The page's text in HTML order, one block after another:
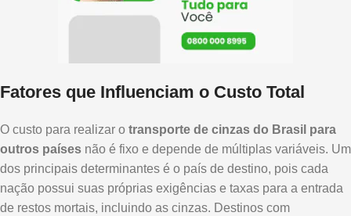
Fatores que Influenciam o Custo Total
O custo para realizar o transporte de cinzas do Brasil para
outros países não é fixo e depende de múltiplas variáveis. Um
dos principais determinantes é o país de destino, pois cada
nação possui suas próprias exigências e taxas para a entrada
de restos mortais, incluindo as cinzas. Destinos com